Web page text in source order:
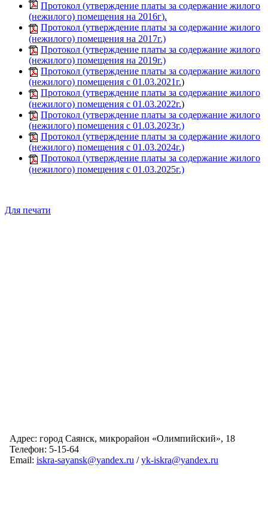
Протокол (утверждение платы за содержание жилого
(нежилого) помещения на 2016г).
Протокол (утверждение платы за содержание жилого
(нежилого) помещения на 2017г.)
Протокол (утверждение платы за содержание жилого
(нежилого) помещения на 2019г.)
Протокол (утверждение платы за содержание жилого
(нежилого) помещения с 01.03.2021г.)
Протокол (утверждение платы за содержание жилого
(нежилого) помещения с 01.03.2022г.)
Протокол (утверждение платы за содержание жилого
(нежилого) помещения с 01.03.2023г.)
Протокол (утверждение платы за содержание жилого
(нежилого) помещения с 01.03.2024г.)
Протокол (утверждение платы за содержание жилого
(нежилого) помещения с 01.03.2025г.)
Для печати
Адрес: город Саянск, микрорайон «Олимпийский», 18
Телефон: 5-15-64
Email: iskra-sayansk@yandex.ru /yk-iskra@yandex.ru